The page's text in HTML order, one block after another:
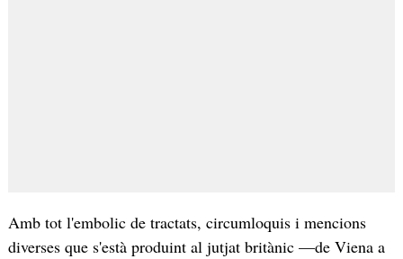
Amb tot l'embolic de tractats, circumloquis i mencions
diverses que s'està produint al jutjat britànic —de Viena a